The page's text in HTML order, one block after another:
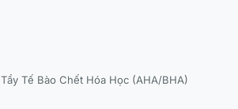
Tẩy Tế Bào Chết Hóa Học (AHA/BHA)